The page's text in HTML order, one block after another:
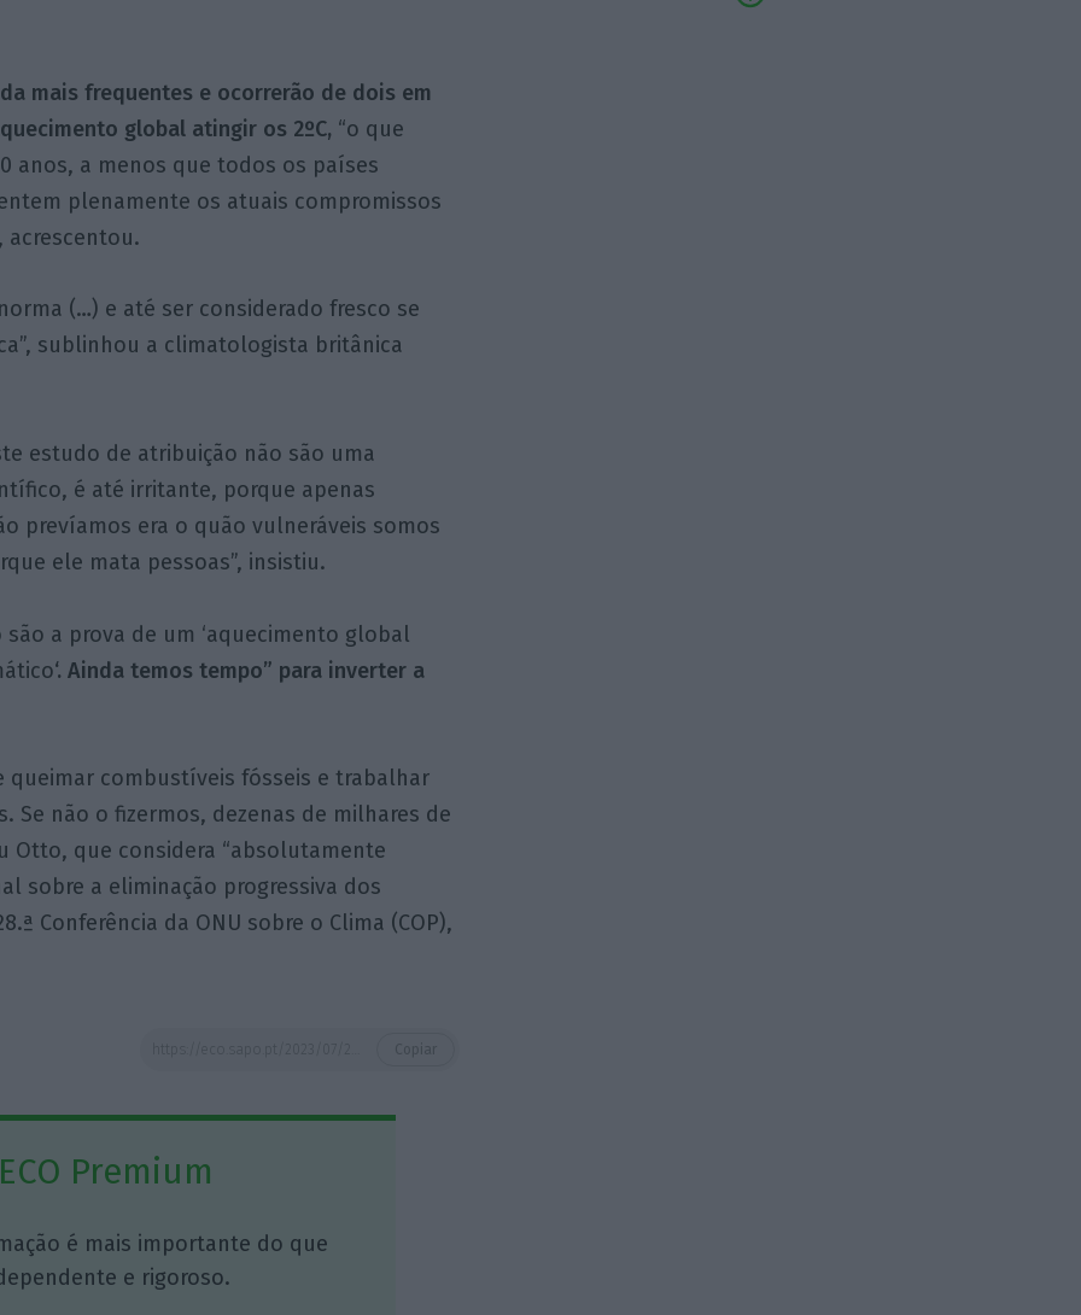
mais frequentes e ocorrerão de dois em
global atingir os 2ºC, “o que
anos, a menos que todos os países
plenamente os atuais compromissos
acrescentou.
(…) e até ser considerado fresco se
sublinhou a climatologista britânica
estudo de atribuição não são uma
é até irritante, porque apenas
prevíamos era o quão vulneráveis somos
ele mata pessoas”, insistiu.
a prova de um ‘aquecimento global
‘. Ainda temos tempo” para inverter a
queimar combustíveis fósseis e trabalhar
Se não o fizermos, dezenas de milhares de
Otto, que considera “absolutamente
sobre a eliminação progressiva dos
Conferência da ONU sobre o Clima (COP),
Premium
é mais importante do que
e rigoroso.